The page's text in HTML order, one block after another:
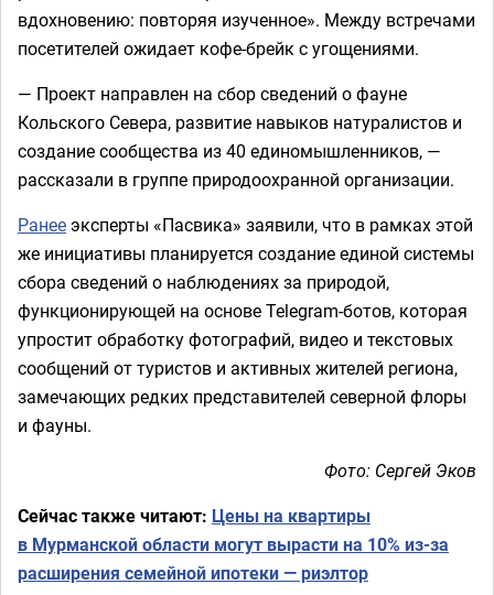
вдохновению: повторяя изученное». Между встречами
посетителей ожидает кофе-брейк с угощениями.
— Проект направлен на сбор сведений о фауне
Кольского Севера, развитие навыков натуралистов и
создание сообщества из 40 единомышленников, —
рассказали в группе природоохранной организации.
Ранееэксперты «Пасвика» заявили, что в рамках этой
же инициативы планируется создание единой системы
сбора сведений о наблюдениях за природой,
функционирующей на основе Telegram-ботов, которая
упростит обработку фотографий, видео и текстовых
сообщений от туристов и активных жителей региона,
замечающих редких представителей северной флоры
и фауны.
Фото: Сергей Эков
Сейчас также читают: Цены на квартиры
в Мурманской области могут вырасти на 10% из-за
расширения семейной ипотеки — риэлтор